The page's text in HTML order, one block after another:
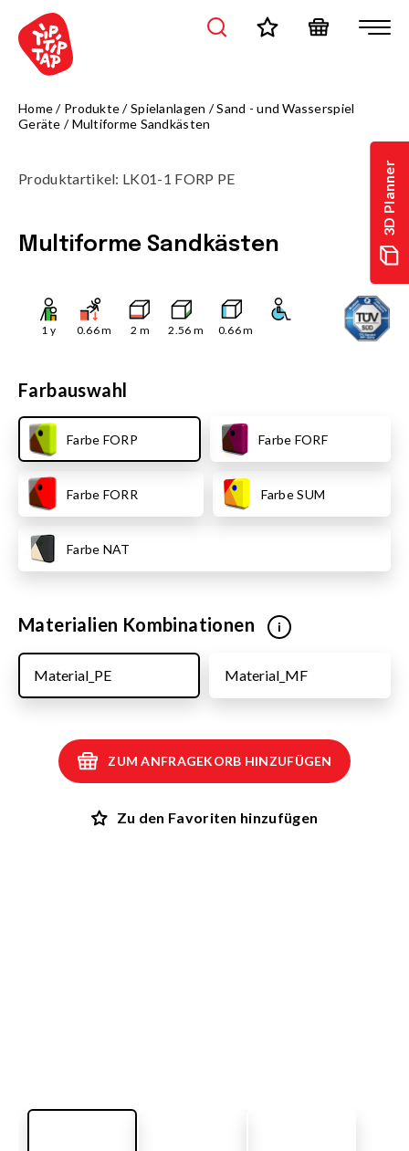
3D Planner
Home/ Produkte/Spielanlagen /Sand - und Wasserspiel
Geräte /Multiforme Sandkästen
Produktartikel: LK01-1 FORP PE
Multiforme Sandkästen
1 y 0.66m 2 m 2.56 m 0.66m
Farbauswahl
Farbe FORP Farbe FORF
Farbe FORR Farbe SUM
Farbe NAT
Materialien Kombinationen i
Material_MF
Material_PE
ZUM ANFRAGEKORB HINZUFÜGEN
Zu den Favoriten hinzufügen